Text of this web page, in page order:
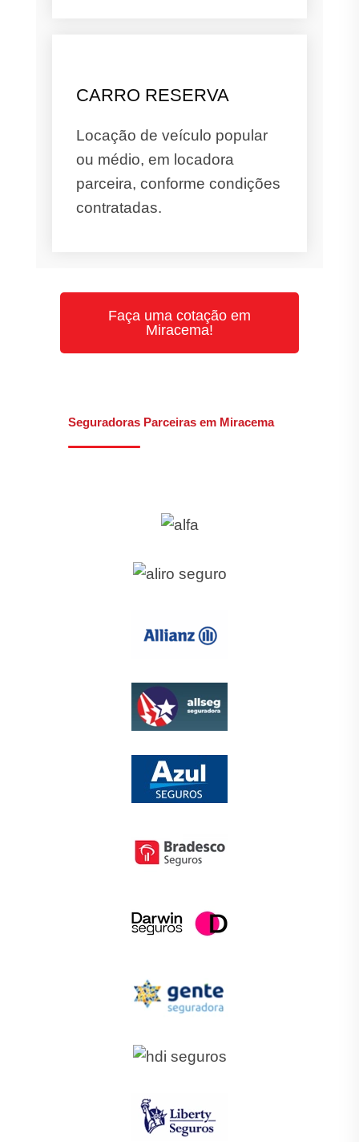
CARRO RESERVA
Locação de veículo popular
ou médio, em locadora
parceira, conforme condições
contratadas.
Faça uma cotação em
Miracema!
Seguradoras Parceiras em Miracema